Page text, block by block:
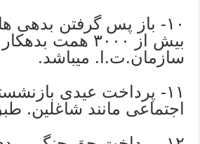
۱۰- باز پس گرفتن بدهی
بیش از ۳۰۰۰ همت
سازمان.ت.ا. میباشد.
۱۱- پرداخت عیدی
اجتماعی مانند شاغلین. طبق